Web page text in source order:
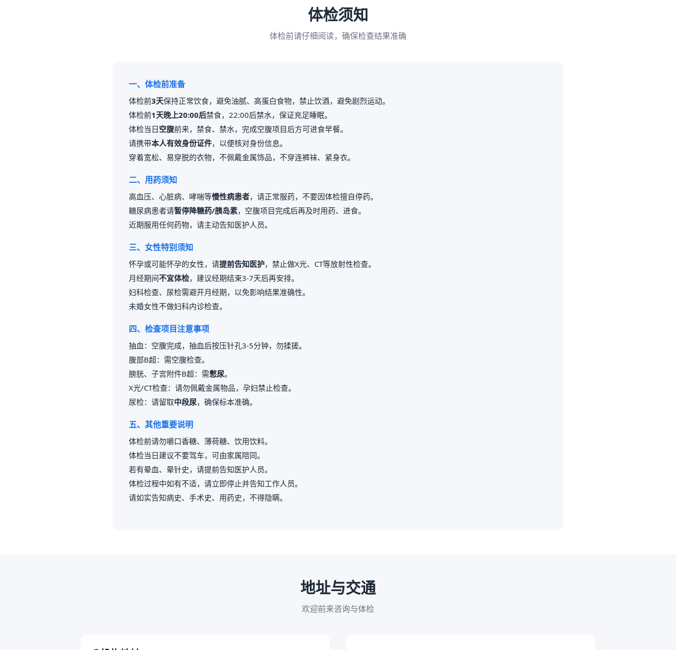
体检须知
体检前请仔细阅读，确保检查结果准确
一、体检前准备
体检前3天保持正常饮食，避免油腻、高蛋白食物，禁止饮酒，避免剧烈运动。
体检前1天晚上20:00后禁食，22:00后禁水，保证充足睡眠。
体检当日空腹前来，禁食、禁水，完成空腹项目后方可进食早餐。
请携带本人有效身份证件，以便核对身份信息。
穿着宽松、易穿脱的衣物，不佩戴金属饰品，不穿连裤袜、紧身衣。
二、用药须知
高血压、心脏病、哮喘等慢性病患者，请正常服药，不要因体检擅自停药。
糖尿病患者请暂停降糖药/胰岛素，空腹项目完成后再及时用药、进食。
近期服用任何药物，请主动告知医护人员。
三、女性特别须知
怀孕或可能怀孕的女性，请提前告知医护，禁止做X光、CT等放射性检查。
月经期间不宜体检，建议经期结束3-7天后再安排。
妇科检查、尿检需避开月经期，以免影响结果准确性。
未婚女性不做妇科内诊检查。
四、检查项目注意事项
抽血：空腹完成，抽血后按压针孔3-5分钟，勿揉搓。
腹部B超：需空腹检查。
膀胱、子宫附件B超：需憋尿。
X光/CT检查：请勿佩戴金属物品，孕妇禁止检查。
尿检：请留取中段尿，确保标本准确。
五、其他重要说明
体检前请勿嚼口香糖、薄荷糖、饮用饮料。
体检当日建议不要驾车，可由家属陪同。
若有晕血、晕针史，请提前告知医护人员。
体检过程中如有不适，请立即停止并告知工作人员。
请如实告知病史、手术史、用药史，不得隐瞒。
地址与交通
欢迎前来咨询与体检